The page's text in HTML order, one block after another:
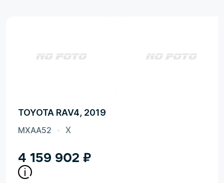
TOYOTA RAV4, 2019
MXAA52 X
4 159 902 ₽